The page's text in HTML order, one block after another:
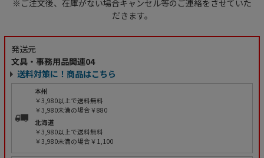
※ご注文後、在庫がない場合キャンセル等のご連絡をさせていた
だきます。
発送元
文具・事務用品関連04
送料対策に！商品はこちら
本州
￥3,980以上で送料無料
￥3,980未満の場合￥880
北海道
￥3,980以上で送料無料
￥3,980未満の場合￥1,100